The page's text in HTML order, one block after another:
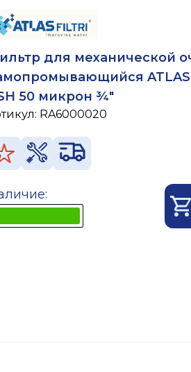
для механической
ATLAS
50 микрон ¾"
RA6000020